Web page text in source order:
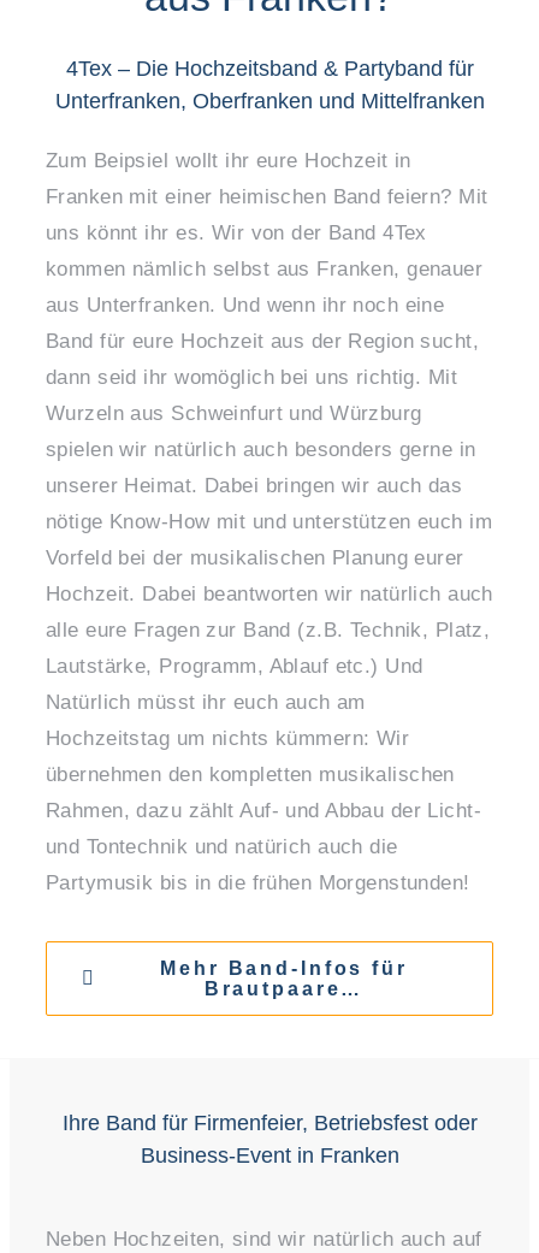
4Tex – Die Hochzeitsband & Partyband für
Unterfranken, Oberfranken und Mittelfranken
Zum Beipsiel wollt ihr eure Hochzeit in
Franken mit einer heimischen Band feiern? Mit
uns könnt ihr es. Wir von der Band 4Tex
kommen nämlich selbst aus Franken, genauer
aus Unterfranken. Und wenn ihr noch eine
Band für eure Hochzeit aus der Region sucht,
dann seid ihr womöglich bei uns richtig. Mit
Wurzeln aus Schweinfurt und Würzburg
spielen wir natürlich auch besonders gerne in
unserer Heimat. Dabei bringen wir auch das
nötige Know-How mit und unterstützen euch im
Vorfeld bei der musikalischen Planung eurer
Hochzeit. Dabei beantworten wir natürlich auch
alle eure Fragen zur Band (z.B. Technik, Platz,
Lautstärke, Programm, Ablauf etc.) Und
Natürlich müsst ihr euch auch am
Hochzeitstag um nichts kümmern: Wir
übernehmen den kompletten musikalischen
Rahmen, dazu zählt Auf- und Abbau der Licht-
und Tontechnik und natürich auch die
Partymusik bis in die frühen Morgenstunden!
Mehr Band-Infos für
Brautpaare…
Ihre Band für Firmenfeier, Betriebsfest oder
Business-Event in Franken
Neben Hochzeiten, sind wir natürlich auch auf